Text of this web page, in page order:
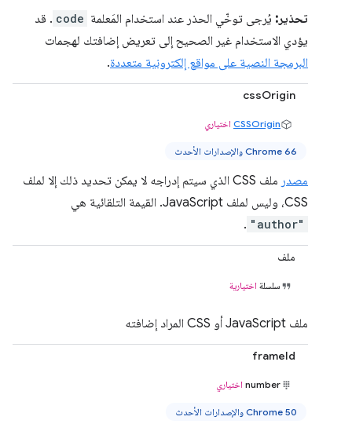
تحذير: يُرجى توخّي الحذر عند استخدام المَعلمة code . قد
يؤدي الاستخدام غير الصحيح إلى تعريض إضافتك لهجمات
البرمجة النصية على مواقع إلكترونية متعددة.
cssOrigin
CSSOrigin اختياري
Chrome 66 والإصدارات الأحدث
مصدر
ملف CSS الذي سيتم إدراجه لا يمكن تحديد ذلك إلا لملف
CSS، وليس لملف JavaScript. القيمة التلقائية هي
"author"
.
ملف
سلسلة اختيارية
ملف JavaScript أو CSS المراد إضافته
frameId
number اختياري
Chrome 50 والإصدارات الأحدث